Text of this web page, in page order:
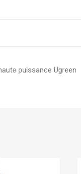
puissance Ugreen